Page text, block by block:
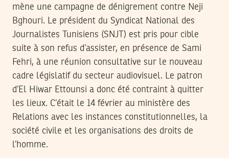
mène une campagne de dénigrement contre Neji
Bghouri. Le président du Syndicat National des
Journalistes Tunisiens (SNJT) est pris pour cible
suite à son refus d’assister, en présence de Sami
Fehri, à une réunion consultative sur le nouveau
cadre législatif du secteur audiovisuel. Le patron
d’El Hiwar Ettounsi a donc été contraint à quitter
les lieux. C’était le 14 février au ministère des
Relations avec les instances constitutionnelles, la
société civile et les organisations des droits de
l’homme.